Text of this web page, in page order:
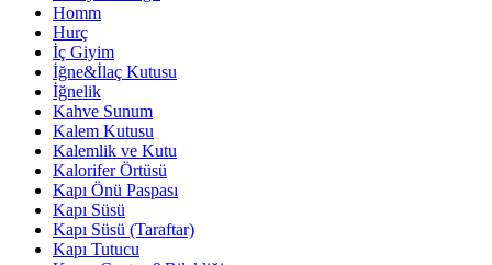
Homm
Hurç
İç Giyim
İğne&İlaç Kutusu
İğnelik
Kahve Sunum
Kalem Kutusu
Kalemlik ve Kutu
Kalorifer Örtüsü
Kapı Önü Paspası
Kapı Süsü
Kapı Süsü (Taraftar)
Kapı Tutucu